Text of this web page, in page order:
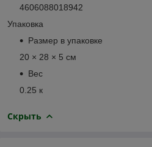
4606088018942
Упаковка
Размер в упаковке
20 × 28 × 5 см
Вес
0.25 к
Скрыть